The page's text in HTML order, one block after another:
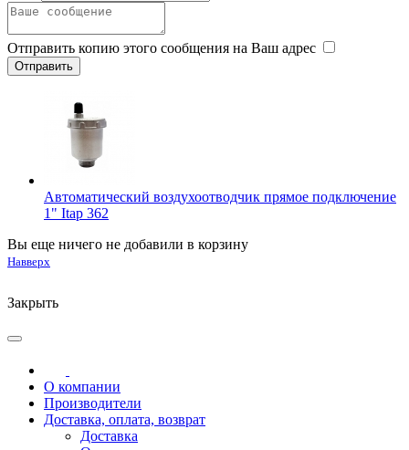
Отправить копию этого сообщения на Ваш адрес
Автоматический воздухоотводчик прямое подключение
1" Itap 362
Вы еще ничего не добавили в корзину
Навверх
Закрыть
О компании
Производители
Доставка, оплата, возврат
Доставка